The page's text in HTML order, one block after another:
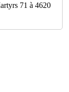
71 à 4620